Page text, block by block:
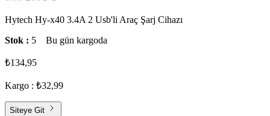
Hytech Hy-x40 3.4A 2 Usb'li Araç Şarj Cihazı
Stok : 5 Bu gün kargoda
₺134,95
Kargo : ₺32,99
Siteye Git